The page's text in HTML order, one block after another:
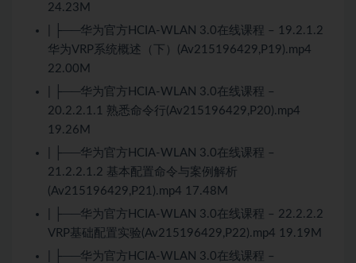
24.23M
| ├──华为官方HCIA-WLAN 3.0在线课程 – 19.2.1.2
华为VRP系统概述（下）(Av215196429,P19).mp4
22.00M
| ├──华为官方HCIA-WLAN 3.0在线课程 –
20.2.2.1.1 熟悉命令行(Av215196429,P20).mp4
19.26M
| ├──华为官方HCIA-WLAN 3.0在线课程 –
21.2.2.1.2 基本配置命令与案例解析
(Av215196429,P21).mp4 17.48M
| ├──华为官方HCIA-WLAN 3.0在线课程 – 22.2.2.2
VRP基础配置实验(Av215196429,P22).mp4 19.19M
| ├──华为官方HCIA-WLAN 3.0在线课程 –